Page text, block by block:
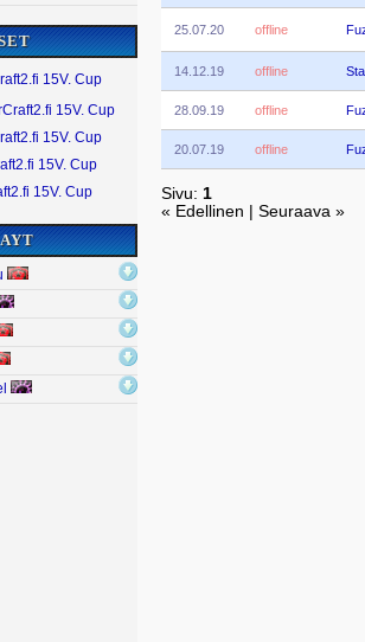
15V. Cup
15V. Cup
15V. Cup
15V. Cup
15V. Cup
25.07.20 offline
14.12.19 offline
28.09.19 offline
20.07.19 offline
Sivu: 1
« Edellinen | Seuraava »